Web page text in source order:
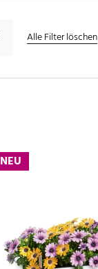
Alle Filter löschen
NEU